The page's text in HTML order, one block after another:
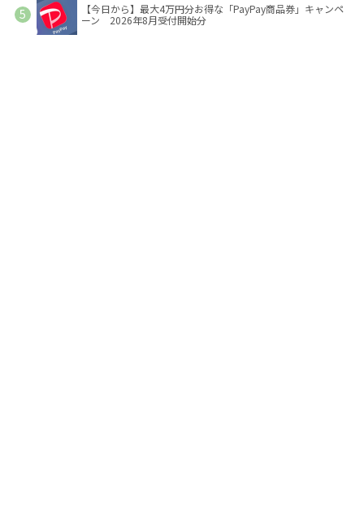
【今日から】最大4万円分お得な「PayPay商品券」キャンペ
ーン 2026年8月受付開始分